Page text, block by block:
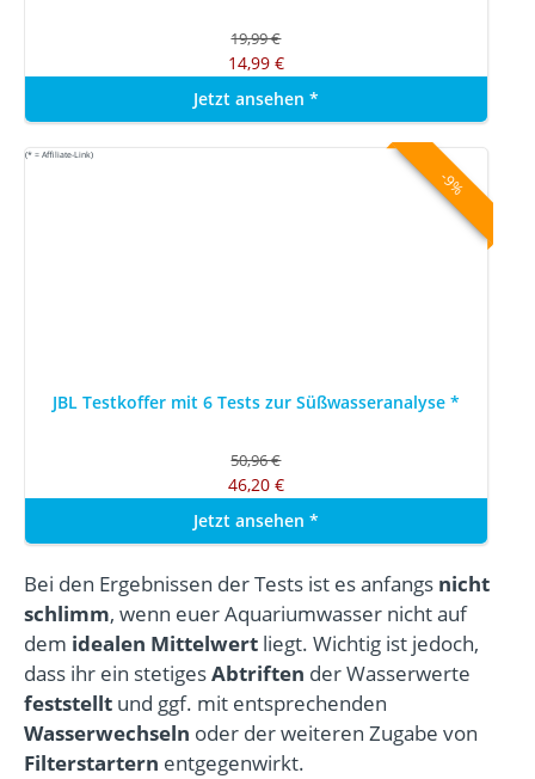
19,99 €
14,99 €
Jetzt ansehen *
(* = Affiliate-Link)
-9%
JBL Testkoffer mit 6 Tests zur Süßwasseranalyse *
50,96 €
46,20 €
Jetzt ansehen *
Bei den Ergebnissen der Tests ist es anfangs nicht
schlimm, wenn euer Aquariumwasser nicht auf
dem idealen Mittelwert liegt. Wichtig ist jedoch,
dass ihr ein stetigesAbtriften der Wasserwerte
feststellt und ggf. mit entsprechenden
Wasserwechseln oder der weiteren Zugabe von
Filterstartern entgegenwirkt.